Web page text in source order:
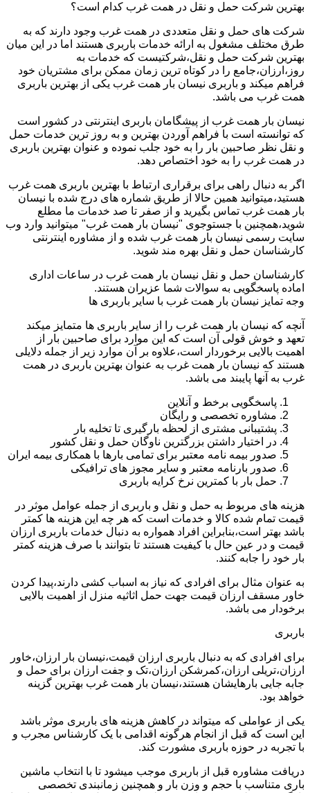
بهترین شرکت حمل و نقل در همت غرب کدام است؟
شرکت های حمل و نقل متعددی در همت غرب وجود دارند که به
طرق مختلف مشغول به ارائه خدمات باربری هستند اما در این میان
بهترین شرکت حمل و نقل،شرکتیست که خدمات به
روز،ارزان،جامع را در کوتاه ترین زمان ممکن برای مشتریان خود
فراهم میکند و باربری نیسان بار همت غرب یکی از بهترین باربری
همت غرب می باشد.
نیسان بار همت غرب از پیشگامان باربری اینترنتی در کشور است
که توانسته است با فراهم آوردن بهترین و به روز ترین خدمات حمل
و نقل نظر صاحبین بار را به خود جلب نموده و عنوان بهترین باربری
در همت غرب را به خود اختصاص دهد.
اگر به دنبال راهی برای برقراری ارتباط با بهترین باربری همت غرب
هستید،میتوانید همین حالا از طریق شماره های درج شده با نیسان
بار همت غرب تماس بگیرید و از صفر تا صد خدمات ما مطلع
شوید،همچنین با جستوجوی "نیسان بار همت غرب" میتوانید وارد وب
سایت رسمی نیسان بار همت غرب شده و از مشاوره اینترنتی
کارشناسان حمل و نقل بهره مند شوید.
کارشناسان حمل و نقل نیسان بار همت غرب در ساعات اداری
اماده پاسخگویی به سوالات شما عزیران هستند.
وجه تمایز نیسان بار همت غرب با سایر باربری ها
آنچه که نیسان بار همت غرب را از سایر باربری ها متمایز میکند
تعهد و خوش قولی آن است که این موارد برای صاحبین بار از
اهمیت بالایی برخوردار است،علاوه بر آن موارد زیر از جمله دلایلی
هستند که نیسان بار همت غرب به عنوان بهترین باربری در همت
غرب به آنها پایبند می باشد.
پاسخگویی برخط و آنلاین
مشاوره تخصصی و رایگان
پشتیبانی مشتری از لحظه بارگیری تا تخلیه بار
در اختیار داشتن بزرگترین ناوگان حمل و نقل کشور
صدور بیمه نامه معتبر برای تمامی بارها با همکاری بیمه ایران
صدور بارنامه معتبر و سایر مجوز های ترافیکی
حمل بار با کمترین نرخ کرایه باربری
هزینه های مربوط به حمل و نقل و باربری از جمله عوامل موثر در
قیمت تمام شده کالا و خدمات است که هر چه این هزینه ها کمتر
باشد بهتر است،بنابراین افراد همواره به دنبال خدمات باربری ارزان
قیمت و در عین حال با کیفیت هستند تا بتوانند با صرف هزینه کمتر
بار خود را جابه کنند.
به عنوان مثال برای افرادی که نیاز به اسباب کشی دارند،پیدا کردن
خاور مسقف ارزان قیمت جهت حمل اثاثیه منزل از اهمیت بالایی
برخودار می باشد.
باربری
برای افرادی که به دنبال باربری ارزان قیمت،نیسان بار ارزان،خاور
ارزان،تریلی ارزان،کمرشکن ارزان،تک و جفت ارزان برای حمل و
جابه جایی بارهایشان هستند،نیسان بار همت غرب بهترین گزینه
خواهد بود.
یکی از عواملی که میتواند در کاهش هزینه های باربری موثر باشد
این است که قبل از انجام هرگونه اقدامی با یک کارشناس مجرب و
با تجربه در حوزه باربری مشورت کند.
دریافت مشاوره قبل از باربری موجب میشود تا با انتخاب ماشین
باری متناسب با حجم و وزن بار و همچنین زمانبندی تخصصی